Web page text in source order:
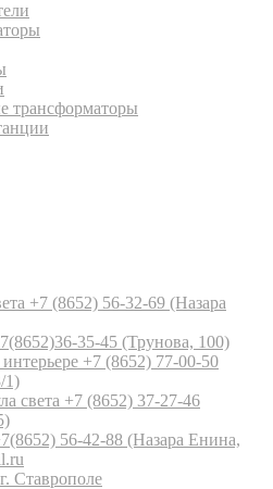
трансформаторы
+7 (8652) 56-32-69 (Назара
35-45 (Трунова, 100)
+7 (8652) 77-00-50
1)
света +7 (8652) 37-27-46
56-42-88 (Назара Енина,
Ставрополе